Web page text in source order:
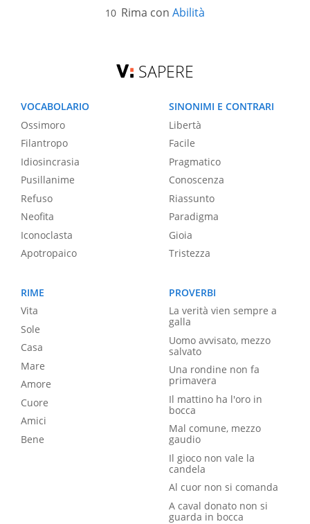
Rima con Abilità
SAPERE
VOCABOLARIO
Ossimoro
Filantropo
Idiosincrasia
Pusillanime
Refuso
Neofita
Iconoclasta
Apotropaico
SINONIMI E CONTRARI
Libertà
Facile
Pragmatico
Conoscenza
Riassunto
Paradigma
Gioia
Tristezza
RIME
Vita
Sole
Casa
Mare
Amore
Cuore
Amici
Bene
PROVERBI
La verità vien sempre a
galla
Uomo avvisato, mezzo
salvato
Una rondine non fa
primavera
Il mattino ha l'oro in
bocca
Mal comune, mezzo
gaudio
Il gioco non vale la
candela
Al cuor non si comanda
A caval donato non si
guarda in bocca